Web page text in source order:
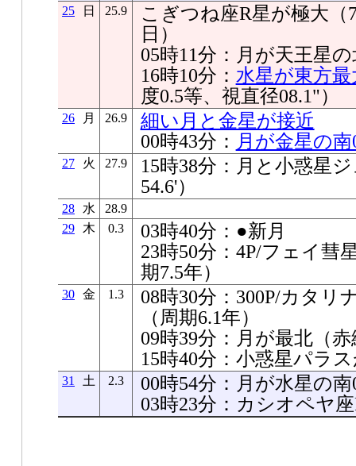
25 日 25.9
こぎつね座R星が極大（
日）
05時11分：月が天王星
16時10分： 水星が東方最
度0.5等、視直径08.1"）
26 月 26.9
細い月と金星が接近
00時43分： 月が金星の
27 火 27.9
15時38分：月と小惑星
54.6'）
28 水
28.9
29
木 0.3
03時40分：●新月
23時50分：4P/フェイ彗
期7.5年）
30 金 1.3
08時30分：300P/カタリ
（周期6.1年）
09時39分：月が最北（赤
15時40分：小惑星パラ
31 土 2.3
00時54分：月が水星の
03時23分：カシオペヤ